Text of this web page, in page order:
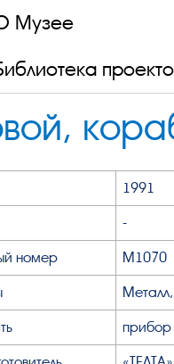
Музее
1991
-
номер М1070
прибор